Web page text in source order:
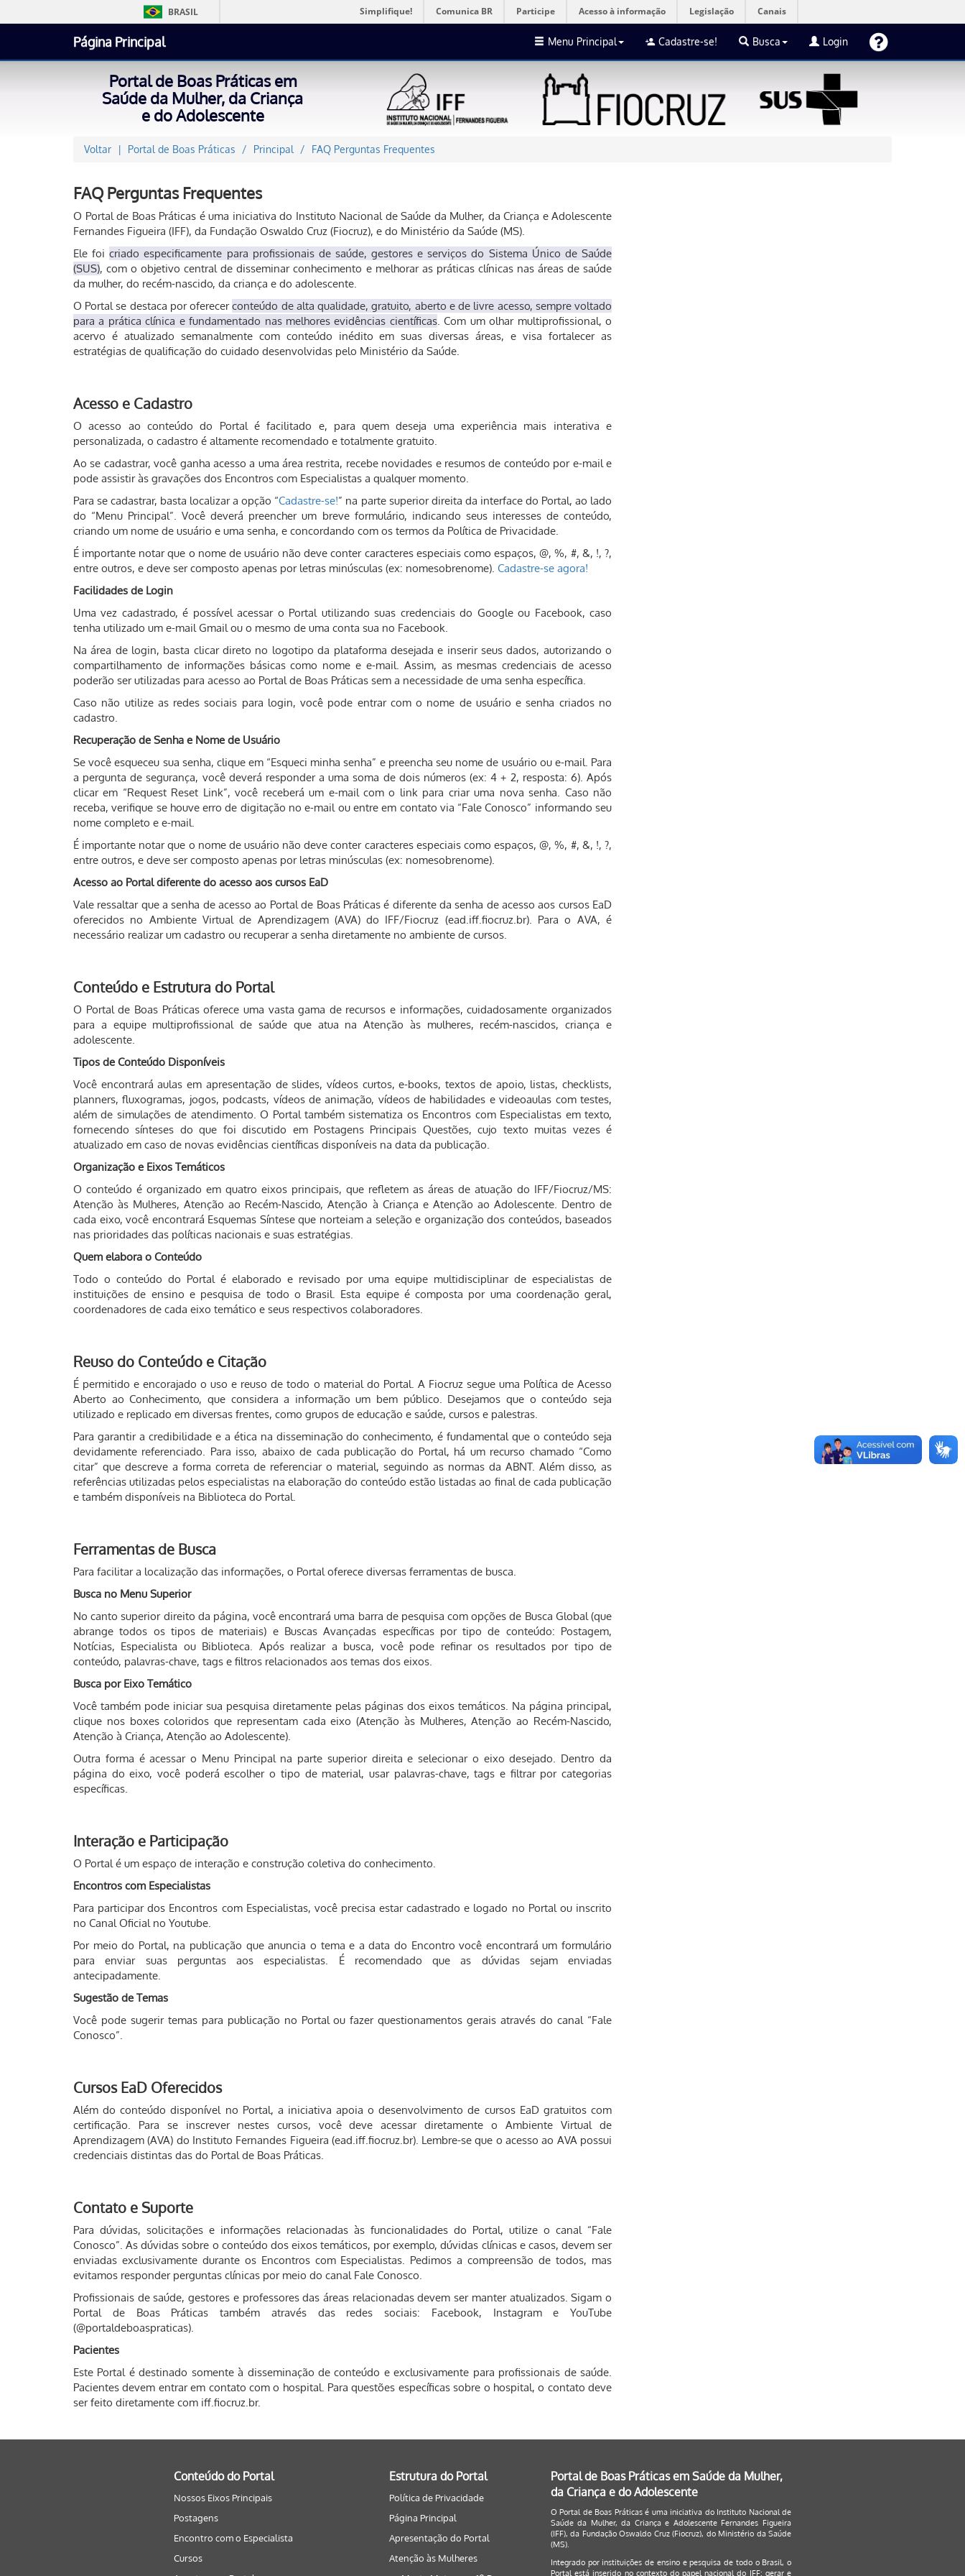
BRASIL Simplifique! Comunica BR Participe Acesso à informação Legislação Canais
Página Principal Menu Principal Cadastre-se! Busca Login
Portal de Boas Práticas em
Saúde da Mulher, da Criança
e do Adolescente
Voltar Portal de Boas Práticas Principal FAQ Perguntas Frequentes
FAQ Perguntas Frequentes
O Portal de Boas Práticas é uma iniciativa do Instituto Nacional de Saúde da Mulher, da Criança e Adolescente
Fernandes Figueira (IFF), da Fundação Oswaldo Cruz (Fiocruz), e do Ministério da Saúde (MS).
Ele foicriado especificamente para profissionais de saúde, gestores e serviços do Sistema Único de Saúde
(SUS), com o objetivo central de disseminar conhecimento e melhorar as práticas clínicas nas áreas de saúde
da mulher, do recém-nascido, da criança e do adolescente.
O Portal se destaca por oferecerconteúdo de alta qualidade, gratuito, aberto e de livre acesso, sempre voltado
para a prática clínica e fundamentado nas melhores evidências científicas. Com um olhar multiprofissional, o
acervo é atualizado semanalmente com conteúdo inédito em suas diversas áreas, e visa fortalecer as
estratégias de qualificação do cuidado desenvolvidas pelo Ministério da Saúde.
Acesso e Cadastro
O acesso ao conteúdo do Portal é facilitado e, para quem deseja uma experiência mais interativa e
personalizada, o cadastro é altamente recomendado e totalmente gratuito.
Ao se cadastrar, você ganha acesso a uma área restrita, recebe novidades e resumos de conteúdo por e-mail e
pode assistir às gravações dos Encontros com Especialistas a qualquer momento.
Para se cadastrar, basta localizar a opção “Cadastre-se!” na parte superior direita da interface do Portal, ao lado
do “Menu Principal”. Você deverá preencher um breve formulário, indicando seus interesses de conteúdo,
criando um nome de usuário e uma senha, e concordando com os termos da Política de Privacidade.
É importante notar que o nome de usuário não deve conter caracteres especiais como espaços, @, %, #, &, !, ?,
entre outros, e deve ser composto apenas por letras minúsculas (ex: nomesobrenome). Cadastre-se agora!
Facilidades de Login
Uma vez cadastrado, é possível acessar o Portal utilizando suas credenciais do Google ou Facebook, caso
tenha utilizado um e-mail Gmail ou o mesmo de uma conta sua no Facebook.
Na área de login, basta clicar direto no logotipo da plataforma desejada e inserir seus dados, autorizando o
compartilhamento de informações básicas como nome e e-mail. Assim, as mesmas credenciais de acesso
poderão ser utilizadas para acesso ao Portal de Boas Práticas sem a necessidade de uma senha específica.
Caso não utilize as redes sociais para login, você pode entrar com o nome de usuário e senha criados no
cadastro.
Recuperação de Senha e Nome de Usuário
Se você esqueceu sua senha, clique em “Esqueci minha senha” e preencha seu nome de usuário ou e-mail. Para
a pergunta de segurança, você deverá responder a uma soma de dois números (ex: 4 + 2, resposta: 6). Após
clicar em “Request Reset Link”, você receberá um e-mail com o link para criar uma nova senha. Caso não
receba, verifique se houve erro de digitação no e-mail ou entre em contato via “Fale Conosco” informando seu
nome completo e e-mail.
É importante notar que o nome de usuário não deve conter caracteres especiais como espaços, @, %, #, &, !, ?,
entre outros, e deve ser composto apenas por letras minúsculas (ex: nomesobrenome).
Acesso ao Portal diferente do acesso aos cursos EaD
Vale ressaltar que a senha de acesso ao Portal de Boas Práticas é diferente da senha de acesso aos cursos EaD
oferecidos no Ambiente Virtual de Aprendizagem (AVA) do IFF/Fiocruz (ead.iff.fiocruz.br). Para o AVA, é
necessário realizar um cadastro ou recuperar a senha diretamente no ambiente de cursos.
Conteúdo e Estrutura do Portal
O Portal de Boas Práticas oferece uma vasta gama de recursos e informações, cuidadosamente organizados
para a equipe multiprofissional de saúde que atua na Atenção às mulheres, recém-nascidos, criança e
adolescente.
Tipos de Conteúdo Disponíveis
Você encontrará aulas em apresentação de slides, vídeos curtos, e-books, textos de apoio, listas, checklists,
planners, fluxogramas, jogos, podcasts, vídeos de animação, vídeos de habilidades e videoaulas com testes,
além de simulações de atendimento. O Portal também sistematiza os Encontros com Especialistas em texto,
fornecendo sínteses do que foi discutido em Postagens Principais Questões, cujo texto muitas vezes é
atualizado em caso de novas evidências científicas disponíveis na data da publicação.
Organização e Eixos Temáticos
O conteúdo é organizado em quatro eixos principais, que refletem as áreas de atuação do IFF/Fiocruz/MS:
Atenção às Mulheres, Atenção ao Recém-Nascido, Atenção à Criança e Atenção ao Adolescente. Dentro de
cada eixo, você encontrará Esquemas Síntese que norteiam a seleção e organização dos conteúdos, baseados
nas prioridades das políticas nacionais e suas estratégias.
Quem elabora o Conteúdo
Todo o conteúdo do Portal é elaborado e revisado por uma equipe multidisciplinar de especialistas de
instituições de ensino e pesquisa de todo o Brasil. Esta equipe é composta por uma coordenação geral,
coordenadores de cada eixo temático e seus respectivos colaboradores.
Reuso do Conteúdo e Citação
É permitido e encorajado o uso e reuso de todo o material do Portal. A Fiocruz segue uma Política de Acesso
Aberto ao Conhecimento, que considera a informação um bem público. Desejamos que o conteúdo seja
utilizado e replicado em diversas frentes, como grupos de educação e saúde, cursos e palestras.
Para garantir a credibilidade e a ética na disseminação do conhecimento, é fundamental que o conteúdo seja
devidamente referenciado. Para isso, abaixo de cada publicação do Portal, há um recurso chamado “Como
citar” que descreve a forma correta de referenciar o material, seguindo as normas da ABNT. Além disso, as
referências utilizadas pelos especialistas na elaboração do conteúdo estão listadas ao final de cada publicação
e também disponíveis na Biblioteca do Portal.
Ferramentas de Busca
Para facilitar a localização das informações, o Portal oferece diversas ferramentas de busca.
Busca no Menu Superior
No canto superior direito da página, você encontrará uma barra de pesquisa com opções de Busca Global (que
abrange todos os tipos de materiais) e Buscas Avançadas específicas por tipo de conteúdo: Postagem,
Notícias, Especialista ou Biblioteca. Após realizar a busca, você pode refinar os resultados por tipo de
conteúdo, palavras-chave, tags e filtros relacionados aos temas dos eixos.
Busca por Eixo Temático
Você também pode iniciar sua pesquisa diretamente pelas páginas dos eixos temáticos. Na página principal,
clique nos boxes coloridos que representam cada eixo (Atenção às Mulheres, Atenção ao Recém-Nascido,
Atenção à Criança, Atenção ao Adolescente).
Outra forma é acessar o Menu Principal na parte superior direita e selecionar o eixo desejado. Dentro da
página do eixo, você poderá escolher o tipo de material, usar palavras-chave, tags e filtrar por categorias
específicas.
Interação e Participação
O Portal é um espaço de interação e construção coletiva do conhecimento.
Encontros com Especialistas
Para participar dos Encontros com Especialistas, você precisa estar cadastrado e logado no Portal ou inscrito
no Canal Oficial no Youtube.
Por meio do Portal, na publicação que anuncia o tema e a data do Encontro você encontrará um formulário
para enviar suas perguntas aos especialistas. É recomendado que as dúvidas sejam enviadas
antecipadamente.
Sugestão de Temas
Você pode sugerir temas para publicação no Portal ou fazer questionamentos gerais através do canal “Fale
Conosco”.
Cursos EaD Oferecidos
Além do conteúdo disponível no Portal, a iniciativa apoia o desenvolvimento de cursos EaD gratuitos com
certificação. Para se inscrever nestes cursos, você deve acessar diretamente o Ambiente Virtual de
Aprendizagem (AVA) do Instituto Fernandes Figueira (ead.iff.fiocruz.br). Lembre-se que o acesso ao AVA possui
credenciais distintas das do Portal de Boas Práticas.
Contato e Suporte
Para dúvidas, solicitações e informações relacionadas às funcionalidades do Portal, utilize o canal “Fale
Conosco”. As dúvidas sobre o conteúdo dos eixos temáticos, por exemplo, dúvidas clínicas e casos, devem ser
enviadas exclusivamente durante os Encontros com Especialistas. Pedimos a compreensão de todos, mas
evitamos responder perguntas clínicas por meio do canal Fale Conosco.
Profissionais de saúde, gestores e professores das áreas relacionadas devem ser manter atualizados. Sigam o
Portal de Boas Práticas também através das redes sociais: Facebook, Instagram e YouTube
(@portaldeboaspraticas).
Pacientes
Este Portal é destinado somente à disseminação de conteúdo e exclusivamente para profissionais de saúde.
Pacientes devem entrar em contato com o hospital. Para questões específicas sobre o hospital, o contato deve
ser feito diretamente com iff.fiocruz.br.
Conteúdo do Portal
Nossos Eixos Principais
Postagens
Encontro com o Especialista
Cursos
Estrutura do Portal
Política de Privacidade
Página Principal
Apresentação do Portal
Atenção às Mulheres
Portal de Boas Práticas em Saúde da Mulher,
da Criança e do Adolescente
O Portal de Boas Práticas é uma iniciativa do Instituto Nacional de
Saúde da Mulher, da Criança e Adolescente Fernandes Figueira
(IFF), da Fundação Oswaldo Cruz (Fiocruz), do Ministério da Saúde
(MS).
Integrado por instituições de ensino e pesquisa de todo o Brasil, o
Portal está inserido no contexto do papel nacional do IFF: gerar e